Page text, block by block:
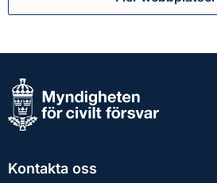
Kontakta oss